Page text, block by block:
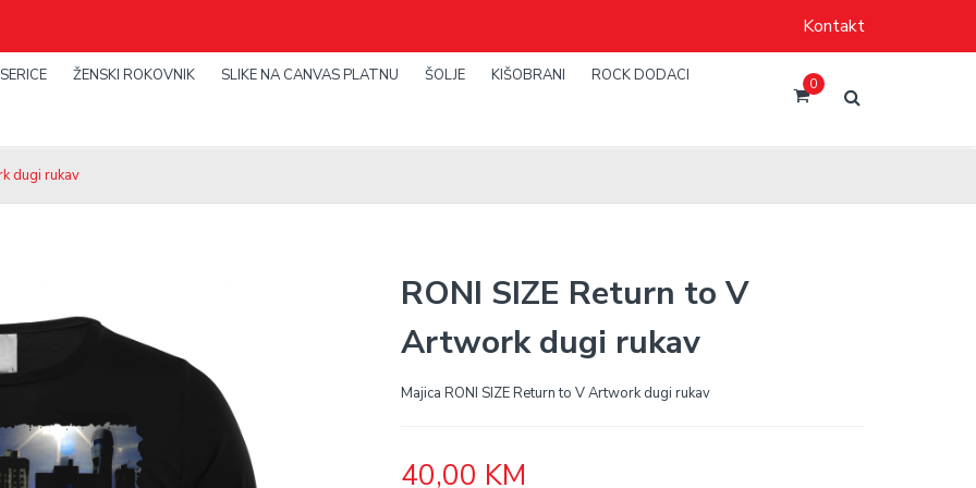
Kontakt
ŽENSKI ROKOVNIK SLIKE NA CANVAS PLATNU ŠOLJE KIŠOBRANI ROCK DODACI 0
dugi rukav
RONI SIZE Return to V
Artwork dugi rukav
Majica RONI SIZE Return to V Artwork dugi rukav
40,00 KM